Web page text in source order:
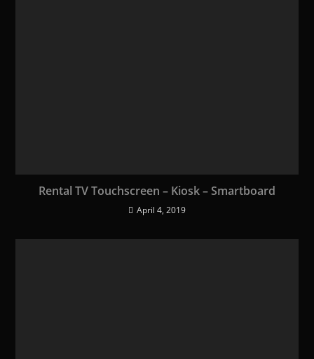
Rental TV Touchscreen – Kiosk – Smartboard
April 4, 2019